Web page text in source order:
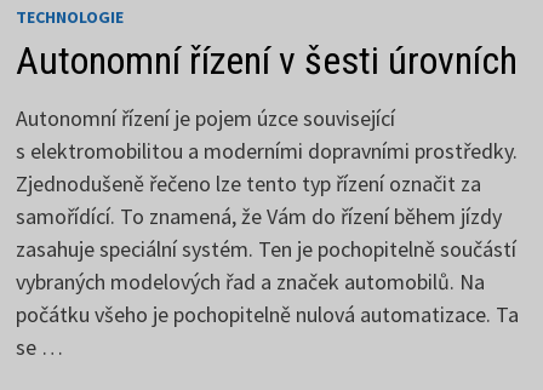
TECHNOLOGIE
Autonomní řízení v šesti úrovních
Autonomní řízení je pojem úzce související
s elektromobilitou a moderními dopravními prostředky.
Zjednodušeně řečeno lze tento typ řízení označit za
samořídící. To znamená, že Vám do řízení během jízdy
zasahuje speciální systém. Ten je pochopitelně součástí
vybraných modelových řad a značek automobilů. Na
počátku všeho je pochopitelně nulová automatizace. Ta
se …